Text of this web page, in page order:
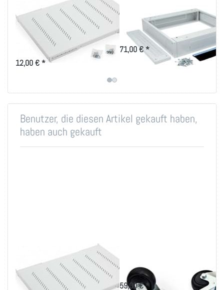
bis 80kg Belastung
in versch. Tiefen
Ablage-Tablar 150 bis 950mm
Tiefe für 19 Zoll IT-Schränke
12,00 € *
versch. Größen
für Triton-Schränke RMA und RZA
71,00 € *
Benutzer, die diesen Artikel gekauft haben,
haben auch gekauft
19 Zoll Fachboden
bis 80kg Belastung
in versch. Tiefen
Standverteiler
59,00 € *